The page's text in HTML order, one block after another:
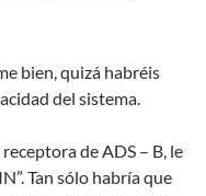
bien, quizá habréis
del sistema.
de ADS – B, le
Tan sólo habría que